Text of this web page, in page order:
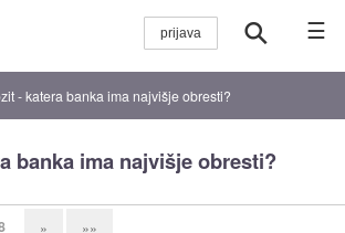
☰
- katera banka ima najvišje obresti?
banka ima najvišje obresti?
» »»